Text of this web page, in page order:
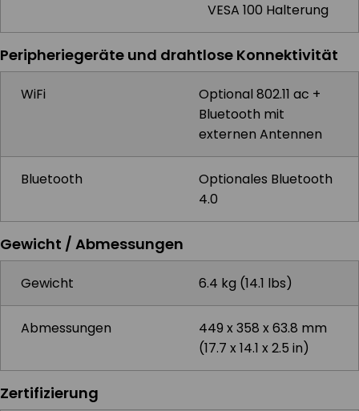
VESA 100 Halterung
Peripheriegeräte und drahtlose Konnektivität
WiFi
Optional 802.11 ac +
Bluetooth mit
externen Antennen
Bluetooth
Optionales Bluetooth
4.0
Gewicht / Abmessungen
Gewicht 6.4 kg (14.1 lbs)
Abmessungen
449 x 358 x 63.8 mm
(17.7 x 14.1 x 2.5 in)
Zertifizierung